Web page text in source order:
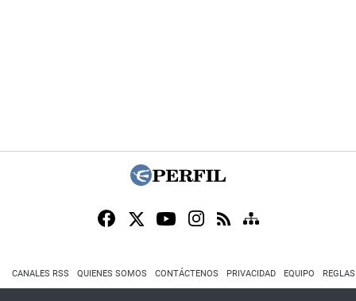
CANALES RSS QUIENES SOMOS CONTÁCTENOS PRIVACIDAD EQUIPO